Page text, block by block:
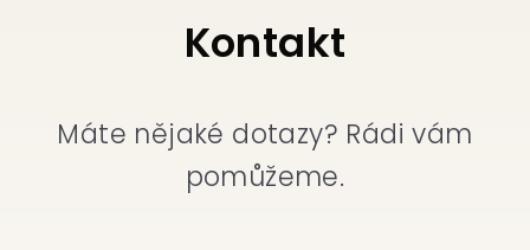
Kontakt
Máte nějaké dotazy? Rádi vám
pomůžeme.